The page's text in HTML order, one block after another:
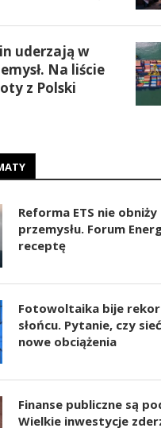
uderzają w
Na liście
z Polski
Reforma ETS nie
przemysłu. Forum
receptę
Fotowoltaika bije
słońcu. Pytanie, czy
nowe obciążenia
Finanse publiczne są
Wielkie inwestycje